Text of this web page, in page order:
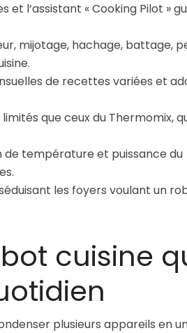
l’assistant « Cooking Pilot »
mijotage, hachage, battage,
de recettes variées et
que ceux du Thermomix,
de température et puissance du
les foyers voulant un
cuisine
plusieurs appareils en